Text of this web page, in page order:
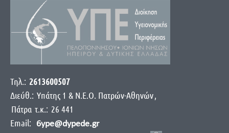
Τηλ.: 2613600507
Διεύθ.: Yπάτης 1 & Ν.Ε.Ο. Πατρών-Αθηνών,
Πάτρα τ.κ.: 26 441
Email:
6ype@dypede.gr